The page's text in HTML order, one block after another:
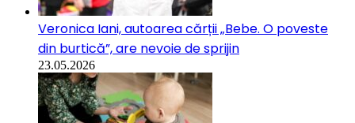
Veronica Iani, autoarea cărții „Bebe. O poveste
din burtică”, are nevoie de sprijin
23.05.2026